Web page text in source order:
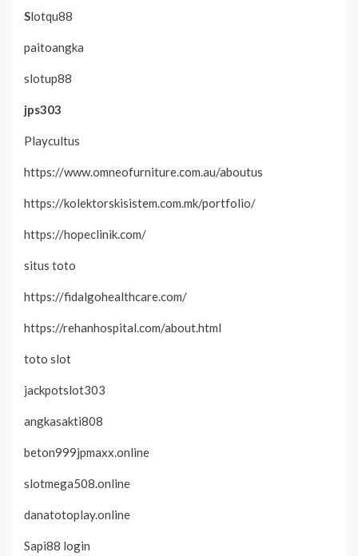
Slotqu88
paitoangka
slotup88
jps303
Playcultus
https://www.omneofurniture.com.au/aboutus
https://kolektorskisistem.com.mk/portfolio/
https://hopeclinik.com/
situs toto
https://fidalgohealthcare.com/
https://rehanhospital.com/about.html
toto slot
jackpotslot303
angkasakti808
beton999jpmaxx.online
slotmega508.online
danatotoplay.online
Sapi88 login